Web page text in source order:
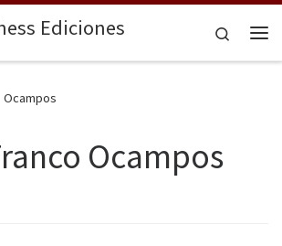
Ediciones
Search
Ocampos
Ocampos